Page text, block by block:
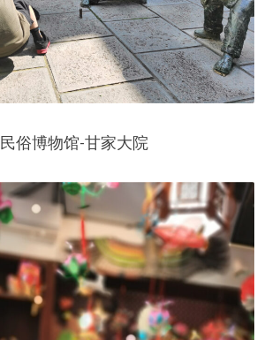
民俗博物馆-甘家大院